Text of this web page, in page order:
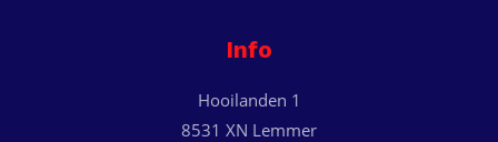
Info
Hooilanden 1
8531 XN Lemmer